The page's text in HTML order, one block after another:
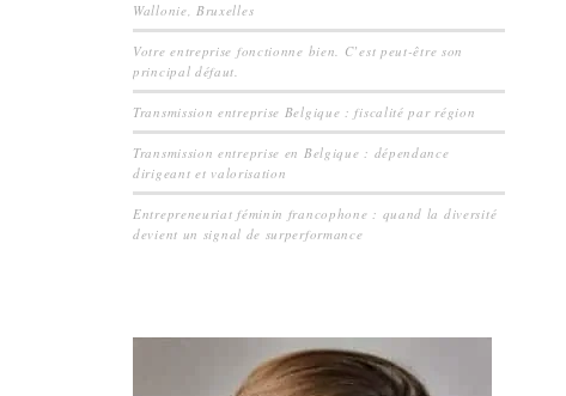
Wallonie, Bruxelles
Votre entreprise fonctionne bien. C’est peut-être son
principal défaut.
Transmission entreprise Belgique : fiscalité par région
Transmission entreprise en Belgique : dépendance
dirigeant et valorisation
Entrepreneuriat féminin francophone : quand la diversité
devient un signal de surperformance